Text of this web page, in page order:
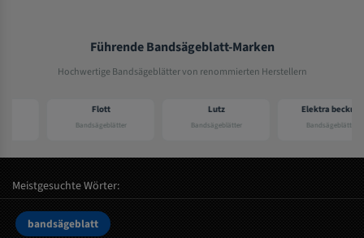
Führende Bandsägeblatt-Marken
Hochwertige Bandsägeblätter von renommierten Herstellern
Bandsägeblätter Bandsägeblätter
Elektra beckum
Bandsägeblätter
Meistgesuchte Wörter:
bandsägeblatt